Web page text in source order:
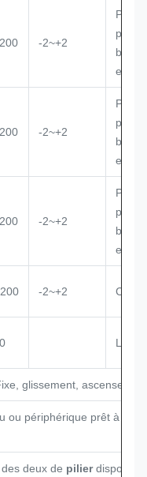
-2~+2
prêt à
-2~+2
prêt à
-2~+2
prêt à
-2~+2 Coin
Le
glissement, ascenseur-
ou périphérique prêt à
deux de pilier